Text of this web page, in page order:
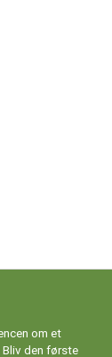
om et
den første